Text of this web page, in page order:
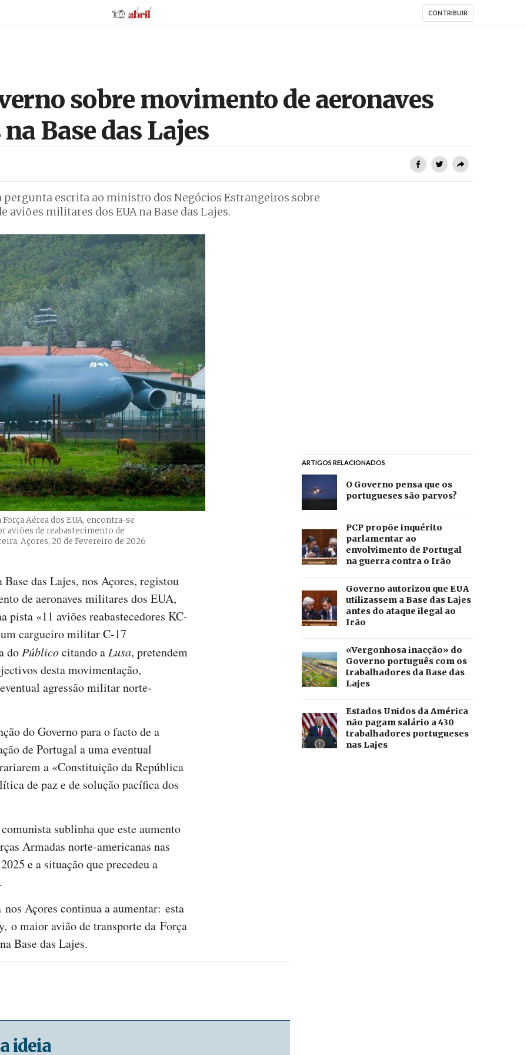
AbrilAbril CONTRIBUIR
sobre movimento de aeronaves
Base das Lajes
escrita ao ministro dos Negócios Estrangeiros sobre
militares dos EUA na Base das Lajes.
Aérea dos EUA, encontra-se
aviões de reabastecimento de
Açores, 20 de Fevereiro de 2026
das Lajes, nos Açores, registou
de aeronaves militares dos EUA,
pista «11 aviões reabastecedores KC-
cargueiro militar C-17
doPúblicocitando aLusa, pretendem
desta movimentação,
agressão militar norte-
do Governo para o facto de a
de Portugal a uma eventual
a «Constituição da República
de paz e de solução pacífica dos
sublinha que este aumento
Armadas norte-americanas nas
e a situação que precedeu a
Açores continua a aumentar: esta
o maior avião de transporte da Força
Base das Lajes.
ideia
ARTIGOS RELACIONADOS
O Governo pensa que os
portugueses são parvos?
PCP propõe inquérito
parlamentar ao
envolvimento de Portugal
na guerra contra o Irão
Governo autorizou que EUA
utilizassem a Base das Lajes
antes do ataque ilegal ao
Irão
«Vergonhosa inacção» do
Governo português com os
trabalhadores da Base das
Lajes
Estados Unidos da América
não pagam salário a 430
trabalhadores portugueses
nas Lajes